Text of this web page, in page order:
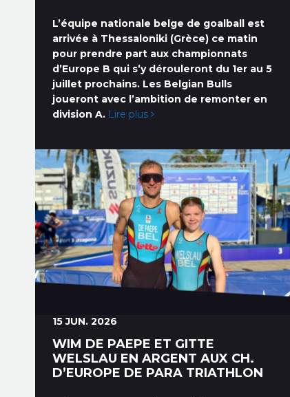
L’équipe nationale belge de goalball est
arrivée à Thessaloniki (Grèce) ce matin
pour prendre part aux championnats
d’Europe B qui s’y dérouleront du 1er au 5
juillet prochains. Les Belgian Bulls
joueront avec l’ambition de remonter en
division A. Lire plus
15 JUN. 2026
WIM DE PAEPE ET GITTE
WELSLAU EN ARGENT AUX CH.
D’EUROPE DE PARA TRIATHLON